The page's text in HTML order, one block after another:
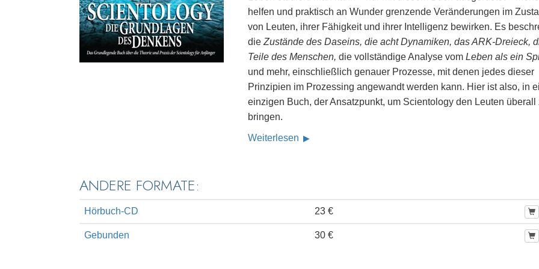
helfen und praktisch an Wunder grenzende Veränderungen im
von Leuten, ihrer Fähigkeit und ihrer Intelligenz bewirken. Es
die Zustände des Daseins, die acht Dynamiken, das ARK-Dreieck,
Teile des Menschen, die vollständige Analyse vom Leben als ein
und mehr, einschließlich genauer Prozesse, mit denen jedes dieser
Prinzipien im Prozessing angewandt werden kann. Hier ist also, in
einzigen Buch, der Ansatzpunkt, um Scientology den Leuten überall
bringen.
Weiterlesen
ANDERE FORMATE:
Hörbuch-CD 23 €
Gebunden 30 €